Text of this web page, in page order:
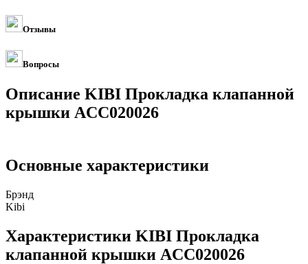
Отзывы
Вопросы
Описание KIBI Прокладка клапанной
крышки ACC020026
Основные характеристики
Брэнд
Kibi
Характеристики KIBI Прокладка
клапанной крышки ACC020026